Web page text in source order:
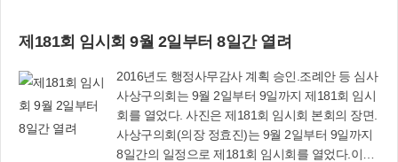
제181회 임시회 9월 2일부터 8일간 열려
2016년도 행정사무감사 계획 승인.조례안 등 심사
사상구의회는 9월 2일부터 9일까지 제181회 임시
회를 열었다. 사진은 제181회 임시회 본회의 장면.
사상구의회(의장 정효진)는 9월 2일부터 9일까지
8일간의 일정으로 제181회 임시회를 열었다.이번